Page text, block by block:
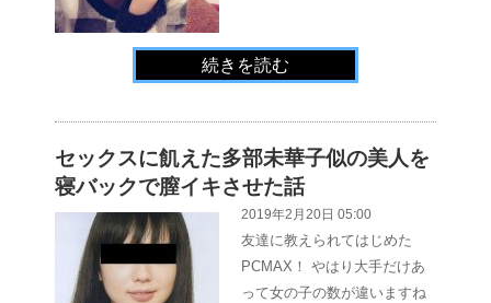
続きを読む
セックスに飢えた多部未華子似の美人を
寝バックで膣イキさせた話
2019年2月20日 05:00
友達に教えられてはじめた
PCMAX！ やはり大手だけあ
って女の子の数が違いますね